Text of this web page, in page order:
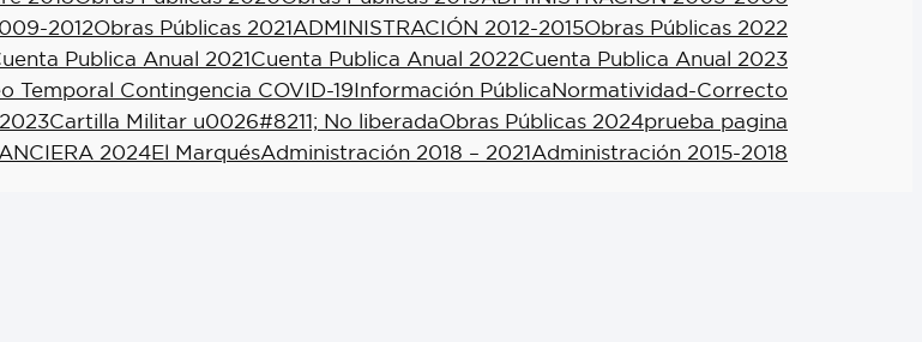
2012Obras Públicas 2021ADMINISTRACIÓN 2012-2015Obras Públicas 2022
Publica Anual 2021Cuenta Publica Anual 2022Cuenta Publica Anual 2023
Temporal Contingencia COVID-19Información PúblicaNormatividad-Correcto
Cartilla Militar u0026#8211; No liberadaObras Públicas 2024prueba pagina
2024El MarquésAdministración 2018 – 2021Administración 2015-2018